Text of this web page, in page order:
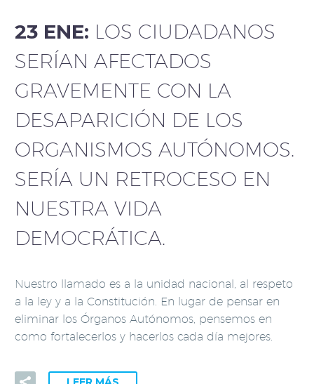
23 ENE: LOS CIUDADANOS
SERÍAN AFECTADOS
GRAVEMENTE CON LA
DESAPARICIÓN DE LOS
ORGANISMOS AUTÓNOMOS.
SERÍA UN RETROCESO EN
NUESTRA VIDA
DEMOCRÁTICA.
Nuestro llamado es a la unidad nacional, al respeto
a la ley y a la Constitución. En lugar de pensar en
eliminar los Órganos Autónomos, pensemos en
como fortalecerlos y hacerlos cada día mejores.